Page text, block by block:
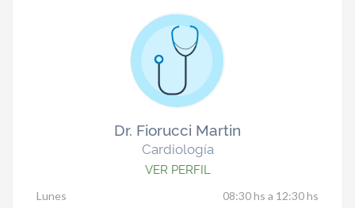
Dr. Fiorucci Martin
Cardiología
VER PERFIL
Lunes
08:30 hs a 12:30 hs